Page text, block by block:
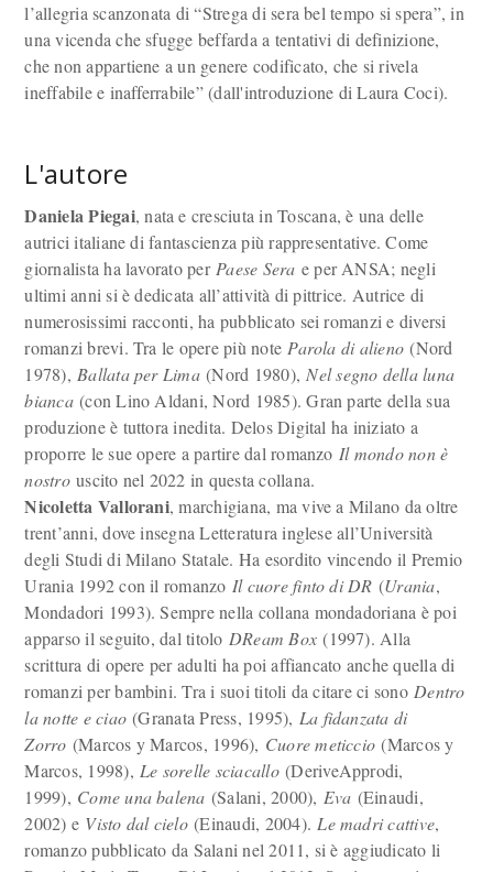
l’allegria scanzonata di “Strega di sera bel tempo si spera”, in
una vicenda che sfugge beffarda a tentativi di definizione,
che non appartiene a un genere codificato, che si rivela
ineffabile e inafferrabile” (dall'introduzione di Laura Coci).
L'autore
Daniela Piegai, nata e cresciuta in Toscana, è una delle
autrici italiane di fantascienza più rappresentative. Come
giornalista ha lavorato perPaese Sera e per ANSA; negli
ultimi anni si è dedicata all’attività di pittrice. Autrice di
numerosissimi racconti, ha pubblicato sei romanzi e diversi
romanzi brevi. Tra le opere più noteParola di alieno (Nord
1978),Ballata per Lima(Nord 1980),Nel segno della luna
bianca(con Lino Aldani, Nord 1985). Gran parte della sua
produzione è tuttora inedita. Delos Digital ha iniziato a
proporre le sue opere a partire dal romanzo Il mondo non è
nostrouscito nel 2022 in questa collana.
Nicoletta Vallorani, marchigiana, ma vive a Milano da oltre
trent’anni, dove insegna Letteratura inglese all’Università
degli Studi di Milano Statale. Ha esordito vincendo il Premio
Urania 1992 con il romanzo Il cuore finto di DR (Urania,
Mondadori 1993). Sempre nella collana mondadoriana è poi
apparso il seguito, dal titolo DReam Box (1997). Alla
scrittura di opere per adulti ha poi affiancato anche quella di
romanzi per bambini. Tra i suoi titoli da citare ci sonoDentro
la notte e ciao (Granata Press, 1995), La fidanzata di
Zorro (Marcos y Marcos, 1996), Cuore meticcio (Marcos y
Marcos, 1998),Le sorelle sciacallo(DeriveApprodi,
1999), Come una balena (Salani, 2000), Eva (Einaudi,
2002) e Visto dal cielo(Einaudi, 2004).Le madri cattive,
romanzo pubblicato da Salani nel 2011, si è aggiudicato li